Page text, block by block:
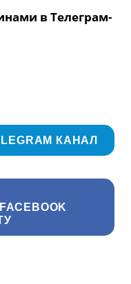
в Телеграм-
КАНАЛ